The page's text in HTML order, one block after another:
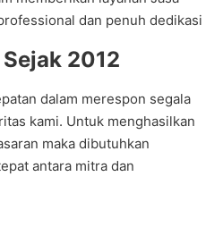
dan penuh dedikasi
2012
dalam merespon segala
kami. Untuk menghasilkan
maka dibutuhkan
antara mitra dan